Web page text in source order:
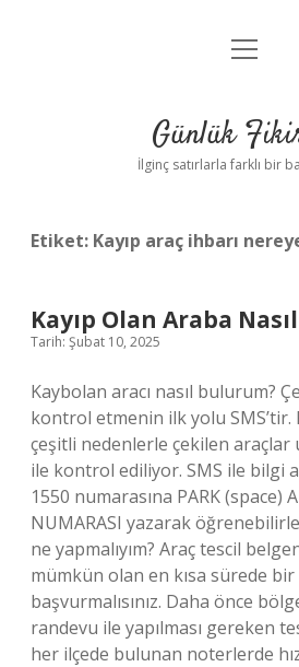
Anasayfa
Yasal Uyarı
menüyü
Günlük
İlginç satırlarla farklı bir
Etiket: Kayıp araç ihbarı
Kayıp Olan Araba
Tarih: Şubat 10, 2025
Kaybolan aracı nasıl bulurum?
kontrol etmenin ilk yolu SMS’tir.
çeşitli nedenlerle çekilen araçlar
ile kontrol ediliyor. SMS ile bilgi
1550 numarasına PARK (space)
NUMARASI yazarak
ne yapmalıyım? Araç tescil
mümkün olan en kısa sürede
başvurmalısınız. Daha önce
randevu ile yapılması gereken
her ilçede bulunan noterlerde